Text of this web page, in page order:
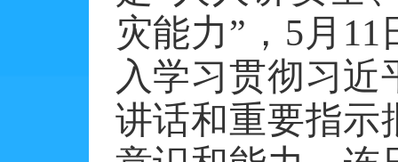
灾能力”， 5 月 11
入学习贯彻习
讲话和重要指示